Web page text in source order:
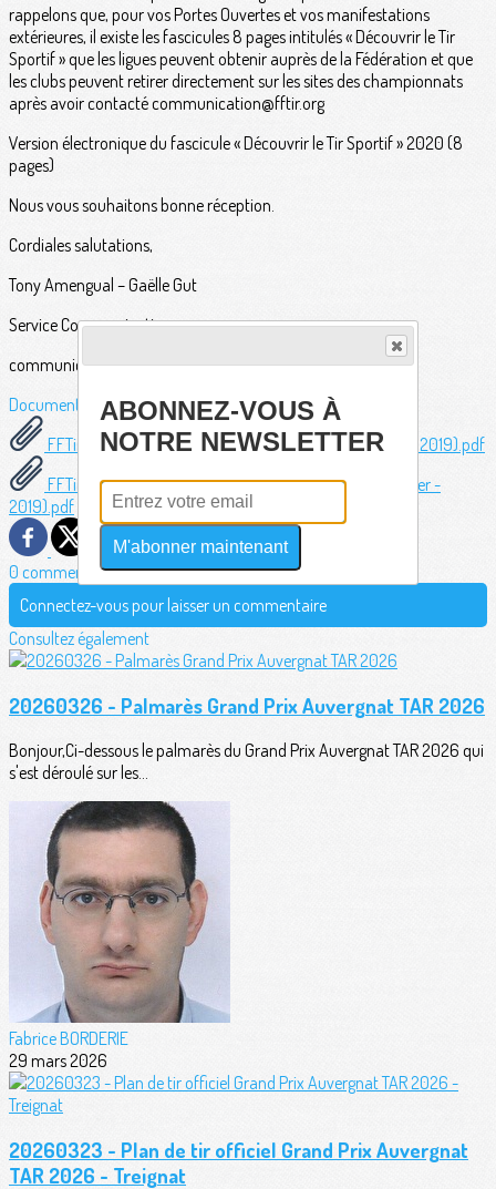
rappelons que, pour vos Portes Ouvertes et vos manifestations
extérieures, il existe les fascicules 8 pages intitulés « Découvrir le Tir
Sportif » que les ligues peuvent obtenir auprès de la Fédération et que
les clubs peuvent retirer directement sur les sites des championnats
après avoir contacté communication@fftir.org
Version électronique du fascicule « Découvrir le Tir Sportif » 2020 (8
pages)
Nous vous souhaitons bonne réception.
Cordiales salutations,
Tony Amengual – Gaëlle Gut
Service Communication
communication@fftir.org
Documents
FFTir - Découvrir le tir sportif (56 pages - page à page - 2019).pdf
FFTir - Découvrir le tir sportif (56 pages - prêt à imprimer -
2019).pdf
0 commentaire(s)
Connectez-vous pour laisser un commentaire
Consultez également
20260326 - Palmarès Grand Prix Auvergnat TAR 2026
Bonjour,Ci-dessous le palmarès du Grand Prix Auvergnat TAR 2026 qui
s'est déroulé sur les...
Fabrice BORDERIE
29 mars 2026
20260323 - Plan de tir officiel Grand Prix Auvergnat
TAR 2026 - Treignat
ABONNEZ-VOUS À
NOTRE NEWSLETTER
M'abonner maintenant